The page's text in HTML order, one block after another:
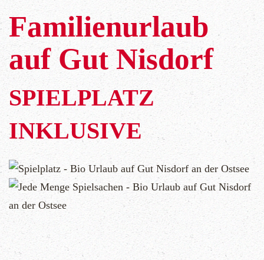
BIO WOHNEN
BIO GENUSS
ERLEBEN
KINDER
SEMINARE
WER WIR SIND
ANREISE
IMPRESSUM
Familienurlaub
auf Gut Nisdorf
SPIELPLATZ
INKLUSIVE